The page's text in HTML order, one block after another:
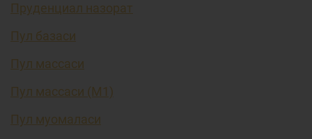
Пруденциал назорат
Пул базаси
Пул массаси
Пул массаси (М1)
Пул муомаласи